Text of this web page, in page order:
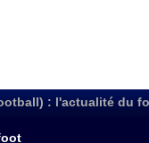
: l'actualité du